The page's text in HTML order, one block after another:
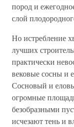
пород и
слой
Но истребление
лучших
практически
вековые сосны и
Сосновый и
огромные
безобразными
исчезают тень и